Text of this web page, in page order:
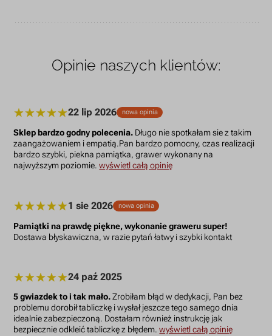
Opinie naszych klientów:
22 lip 2026 nowa opinia
Sklep bardzo godny polecenia. Długo nie spotkałam sie z takim
zaangażowaniem i empatią.Pan bardzo pomocny, czas realizacji
bardzo szybki, piekna pamiątka, grawer wykonany na
najwyższym poziomie.wyświetl całą opinię
1 sie 2026 nowa opinia
Pamiątki na prawdę piękne, wykonanie graweru super!
Dostawa błyskawiczna, w razie pytań łatwy i szybki kontakt
24 paź 2025
5 gwiazdek to i tak mało.Zrobiłam błąd w dedykacji, Pan bez
problemu dorobił tabliczkę i wysłał jeszcze tego samego dnia
idealnie zabezpieczoną. Dostałam również instrukcję jak
bezpiecznie odkleić tabliczkę z błędem.wyświetl całą opinię